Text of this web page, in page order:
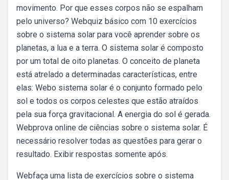
movimento. Por que esses corpos não se espalham
pelo universo? Webquiz básico com 10 exercícios
sobre o sistema solar para você aprender sobre os
planetas, a lua e a terra. O sistema solar é composto
por um total de oito planetas. O conceito de planeta
está atrelado a determinadas características, entre
elas: Webo sistema solar é o conjunto formado pelo
sol e todos os corpos celestes que estão atraídos
pela sua força gravitacional. A energia do sol é gerada.
Webprova online de ciências sobre o sistema solar. É
necessário resolver todas as questões para gerar o
resultado. Exibir respostas somente após.
Webfaça uma lista de exercícios sobre o sistema